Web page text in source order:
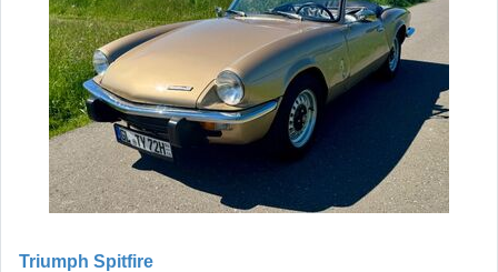
Triumph Spitfire